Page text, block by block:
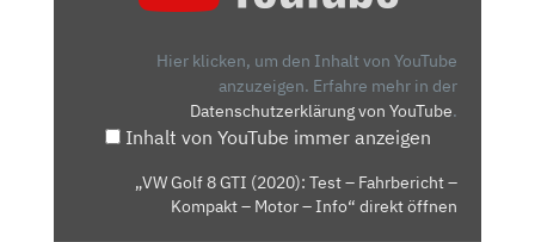
FAHRBERICHT
Hier klicken, um den Inhalt von YouTube
anzuzeigen. Erfahre mehr in der
Datenschutzerklärung von YouTube.
Inhalt von YouTube immer anzeigen
„VW Golf 8 GTI (2020): Test – Fahrbericht –
Kompakt – Motor – Info“ direkt öffnen